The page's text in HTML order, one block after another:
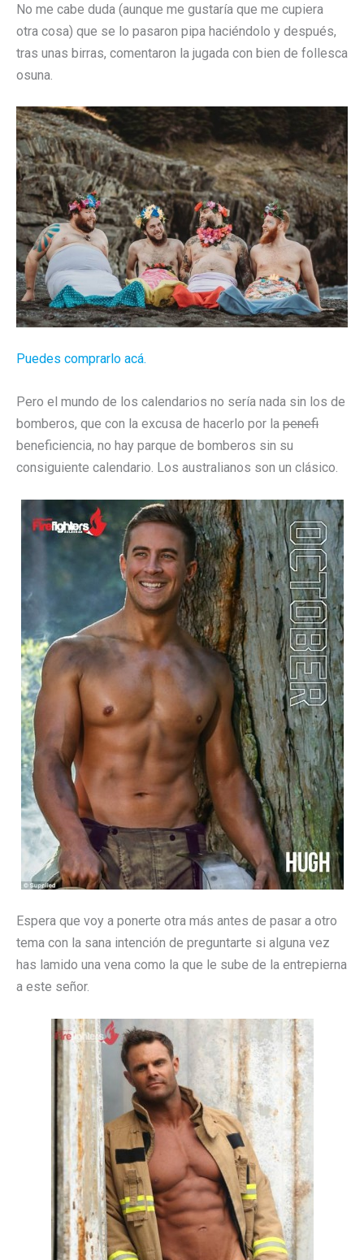
No me cabe duda (aunque me gustaría que me cupiera
otra cosa) que se lo pasaron pipa haciéndolo y después,
tras unas birras, comentaron la jugada con bien de follesca
osuna.
Puedes comprarlo acá.
Pero el mundo de los calendarios no sería nada sin los de
bomberos, que con la excusa de hacerlo por la penefi
beneficiencia, no hay parque de bomberos sin su
consiguiente calendario. Los australianos son un clásico.
Espera que voy a ponerte otra más antes de pasar a otro
tema con la sana intención de preguntarte si alguna vez
has lamido una vena como la que le sube de la entrepierna
a este señor.